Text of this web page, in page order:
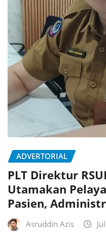
ADVERTORIAL
PLT Direktur
Utamakan
Pasien,
Asruddin Azis